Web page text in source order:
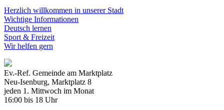
Herzlich willkommen in unserer Stadt
Wichtige Informationen
Deutsch lernen
Sport & Freizeit
Wir helfen gern
Ev.-Ref. Gemeinde am Marktplatz
Neu-Isenburg, Marktplatz 8
jeden 1. Mittwoch im Monat
16:00 bis 18 Uhr